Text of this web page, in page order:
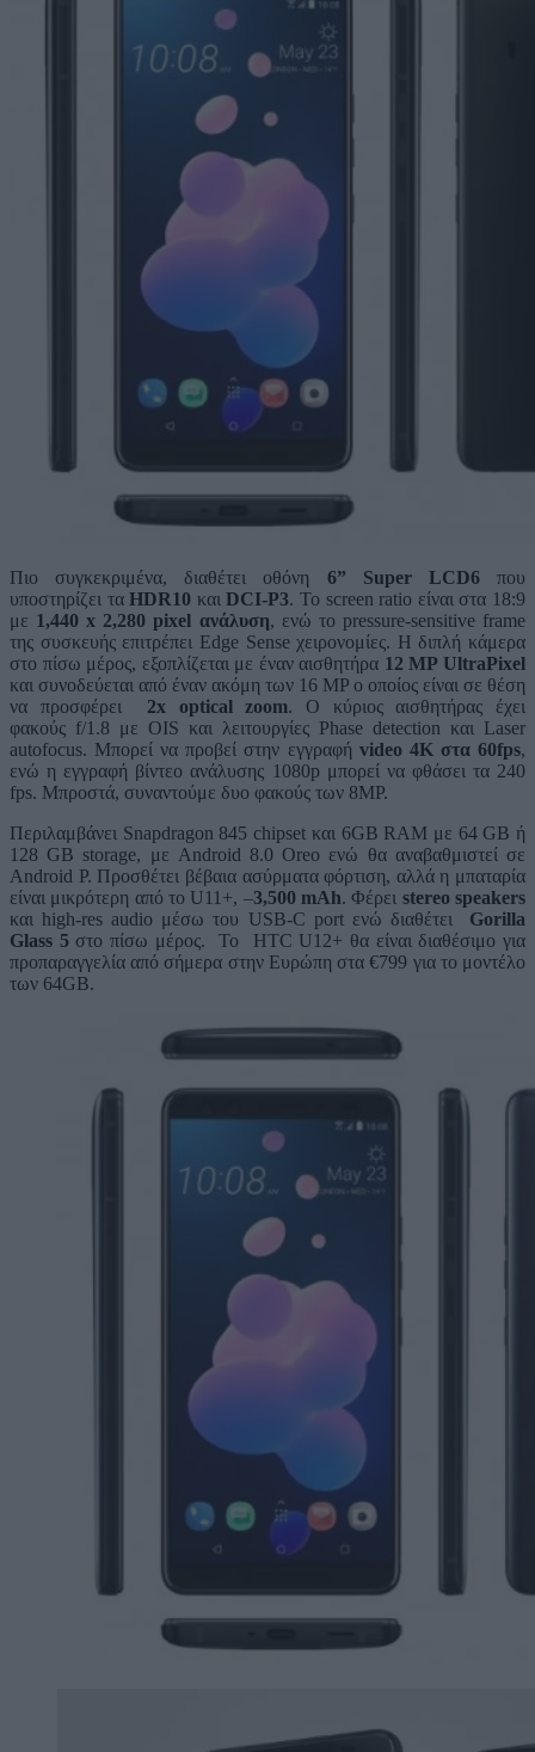
Πιο συγκεκριμένα, διαθέτει οθόνη 6” Super LCD6που
υποστηρίζει ταHDR10 καιDCI-P3. Το screen ratio είναι στα 18:9
με 1,440 x 2,280 pixel ανάλυση, ενώ το pressure-sensitive frame
της συσκευής επιτρέπει Edge Sense χειρονομίες. Η διπλή κάμερα
στο πίσω μέρος, εξοπλίζεται με έναν αισθητήρα 12 MP UltraPixel
και συνοδεύεται από έναν ακόμη των 16 MP ο οποίος είναι σε θέση
να προσφέρει
2x optical zoom. Ο κύριος αισθητήρας έχει
φακούς f/1.8 με OIS και λειτουργίες Phase detection και Laser
autofocus. Μπορεί να προβεί στην εγγραφή video 4K στα 60fps,
ενώ η εγγραφή βίντεο ανάλυσης 1080p μπορεί να φθάσει τα 240
fps. Μπροστά, συναντούμε δυο φακούς των 8MP.
Περιλαμβάνει Snapdragon 845 chipset και 6GB RAM με 64 GB ή
128 GB storage, με Android 8.0 Oreo ενώ θα αναβαθμιστεί σε
Android P. Προσθέτει βέβαια ασύρματα φόρτιση, αλλά η μπαταρία
είναι μικρότερη από το U11+, –3,500 mAh. Φέρει stereo speakers
και high-res audio μέσω του USB-C port ενώ διαθέτει Gorilla
Glass 5στο πίσω μέρος. Το HTC U12+ θα είναι διαθέσιμο για
προπαραγγελία από σήμερα στην Ευρώπη στα €799 για το μοντέλο
των 64GB.